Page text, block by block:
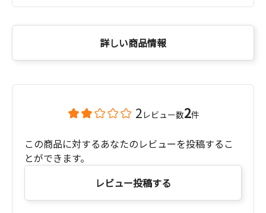
詳しい商品情報
2 レビュー数2件
この商品に対するあなたのレビューを投稿するこ
とができます。
レビュー投稿する